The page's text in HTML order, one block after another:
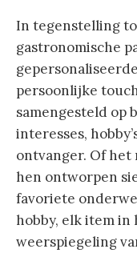
In tegenstelling
gastronomische
persoonlijke
samengesteld op
interesses,
ontvanger. Of het
hen ontworpen
favoriete
hobby, elk item in
weerspiegeling